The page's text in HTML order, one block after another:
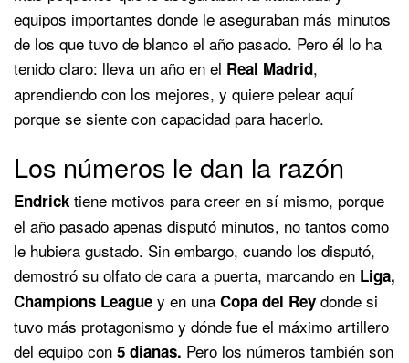
equipos importantes donde le aseguraban más minutos
de los que tuvo de blanco el año pasado. Pero él lo ha
tenido claro: lleva un año en el Real Madrid,
aprendiendo con los mejores, y quiere pelear aquí
porque se siente con capacidad para hacerlo.
Los números le dan la razón
Endrick tiene motivos para creer en sí mismo, porque
el año pasado apenas disputó minutos, no tantos como
le hubiera gustado. Sin embargo, cuando los disputó,
demostró su olfato de cara a puerta, marcando en Liga,
Champions League y en una Copa del Rey donde si
tuvo más protagonismo y dónde fue el máximo artillero
del equipo con 5 dianas. Pero los números también son